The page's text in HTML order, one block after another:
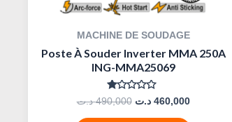
MACHINE DE SOUDAGE
Poste À Souder Inverter MMA 250A
ING-MMA25069
Note
0
Sur
490,000 د.ت 460,000 د.ت